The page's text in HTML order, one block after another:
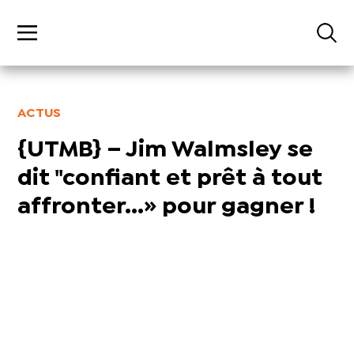
ACTUS
{UTMB} – Jim Walmsley se
dit "confiant et prêt à tout
affronter...» pour gagner !